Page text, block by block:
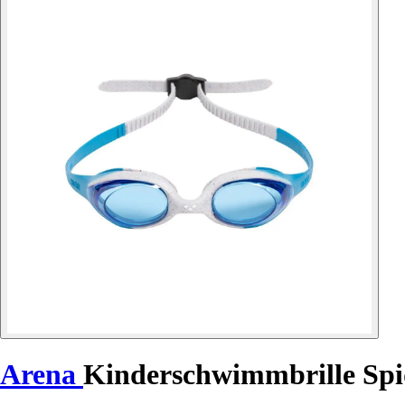
Arena Kinderschwimmbrille